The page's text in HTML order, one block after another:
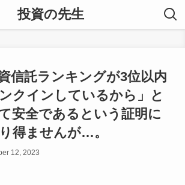
投資の先生
資信託ランキングが3位以内
クインしているから」と
安全であるという証明に
得ませんが…。
12, 2023